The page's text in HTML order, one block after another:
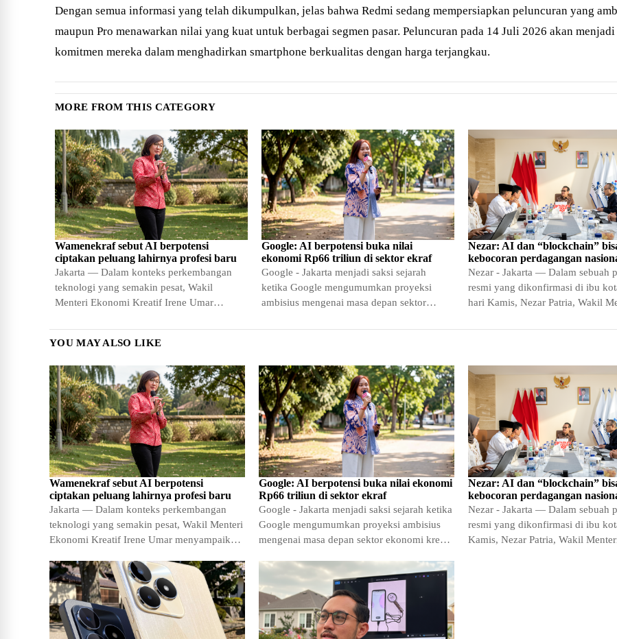
Dengan semua informasi yang telah dikumpulkan, jelas bahwa Redmi sedang mempersiapkan peluncuran yang
maupun Pro menawarkan nilai yang kuat untuk berbagai segmen pasar. Peluncuran pada 14 Juli 2026 akan
komitmen mereka dalam menghadirkan smartphone berkualitas dengan harga terjangkau.
MORE FROM THIS CATEGORY
Wamenekraf sebut AI berpotensi
ciptakan peluang lahirnya profesi baru
Jakarta — Dalam konteks perkembangan
teknologi yang semakin pesat, Wakil
Menteri Ekonomi Kreatif Irene Umar
mengenai dampak
Google: AI berpotensi buka nilai
ekonomi Rp66 triliun di sektor ekraf
Google - Jakarta menjadi saksi sejarah
ketika Google mengumumkan proyeksi
ambisius mengenai masa depan sektor
Nezar: AI dan “blockchain”
kebocoran perdagangan
Nezar - Jakarta — Dalam sebuah
resmi yang dikonfirmasi di ibu
hari Kamis, Nezar Patria, Wakil
YOU MAY ALSO LIKE
Wamenekraf sebut AI berpotensi
ciptakan peluang lahirnya profesi baru
Jakarta — Dalam konteks perkembangan
teknologi yang semakin pesat, Wakil Menteri
Ekonomi Kreatif Irene Umar menyampaikan
Google: AI berpotensi buka nilai ekonomi
Rp66 triliun di sektor ekraf
Google - Jakarta menjadi saksi sejarah ketika
Google mengumumkan proyeksi ambisius
mengenai masa depan sektor ekonomi kreatif
Nezar: AI dan “blockchain”
kebocoran perdagangan
Nezar - Jakarta — Dalam sebuah
resmi yang dikonfirmasi di ibu
Kamis, Nezar Patria, Wakil